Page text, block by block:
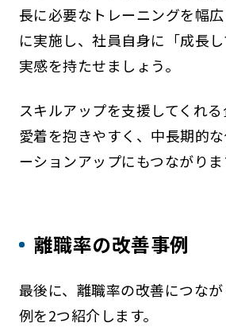
長に必要なトレーニングを幅
に実施し、社員自身に「成長
実感を持たせましょう。
スキルアップを支援してくれ
愛着を抱きやすく、中長期的
ーションアップにもつながりま
離職率の改善事例
最後に、離職率の改善につな
例を2つ紹介します。